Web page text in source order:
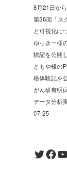
8月21日か
第36回「ス
と可視化に
ゆっきー様
験記を公開
ともや様の
格体験記を
がん研有明
データ分析
07-25
Twitter